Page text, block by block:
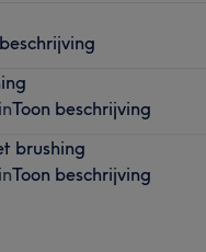
Toon beschrijving
brushing
Toon beschrijving